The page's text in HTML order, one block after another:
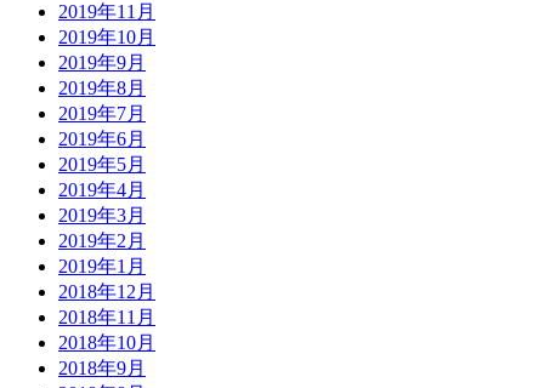
2019年11月
2019年10月
2019年9月
2019年8月
2019年7月
2019年6月
2019年5月
2019年4月
2019年3月
2019年2月
2019年1月
2018年12月
2018年11月
2018年10月
2018年9月